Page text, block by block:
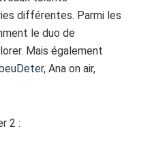
différentes. Parmi les
le duo de
Mais également
, Ana on air,
2 :